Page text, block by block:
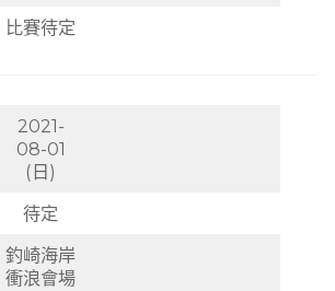
比賽待定
2021-
08-01
(日)
待定
釣崎海岸
衝浪會場